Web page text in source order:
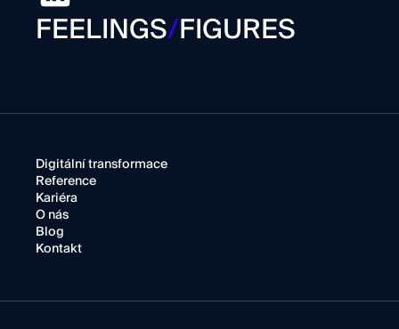
FEELINGS/FIGURES
Digitální transformace
Reference
Kariéra
O nás
Blog
Kontakt